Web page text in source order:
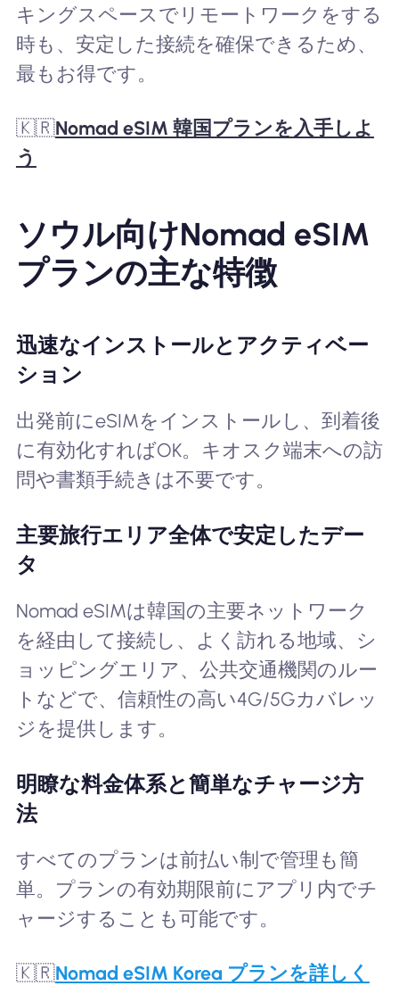
キングスペースでリモートワークをする
時も、安定した接続を確保できるため、
最もお得です。
🇰🇷Nomad eSIM 韓国プランを入手しよ
う
ソウル向けNomad eSIM
プランの主な特徴
迅速なインストールとアクティベー
ション
出発前にeSIMをインストールし、到着後
に有効化すればOK。キオスク端末への訪
問や書類手続きは不要です。
主要旅行エリア全体で安定したデー
タ
Nomad eSIMは韓国の主要ネットワーク
を経由して接続し、よく訪れる地域、シ
ョッピングエリア、公共交通機関のルー
トなどで、信頼性の高い4G/5Gカバレッ
ジを提供します。
明瞭な料金体系と簡単なチャージ方
法
すべてのプランは前払い制で管理も簡
単。プランの有効期限前にアプリ内でチ
ャージすることも可能です。
🇰🇷Nomad eSIM Korea プランを詳しく